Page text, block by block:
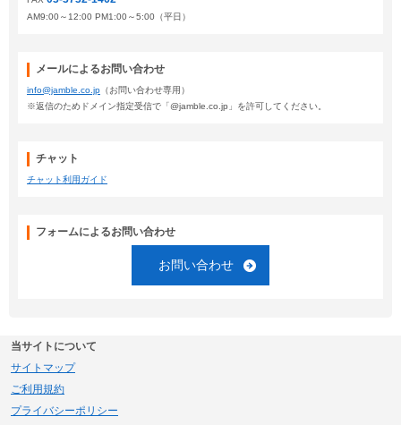
AM9:00～12:00 PM1:00～5:00（平日）
メールによるお問い合わせ
info@jamble.co.jp （お問い合わせ専用）
※返信のためドメイン指定受信で「@jamble.co.jp」を許可してください。
チャット
チャット利用ガイド
フォームによるお問い合わせ
お問い合わせ
当サイトについて
サイトマップ
ご利用規約
プライバシーポリシー